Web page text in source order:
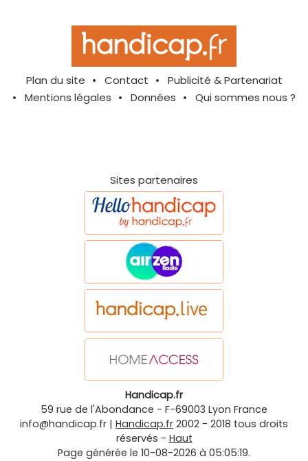
Plan du site Contact
Publicité & Partenariat
Mentions légales
Données Qui sommes nous ?
Sites partenaires
Handicap.fr
59 rue de l'Abondance - F-69003 Lyon France
info@handicap.fr | Handicap.fr 2002 - 2018 tous droits
réservés - Haut
Page générée le 10-08-2026 à 05:05:19.